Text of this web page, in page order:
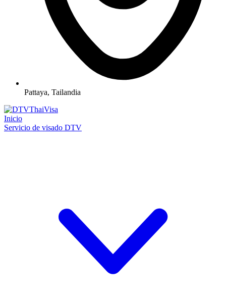
Pattaya, Tailandia
Inicio
Servicio de visado DTV